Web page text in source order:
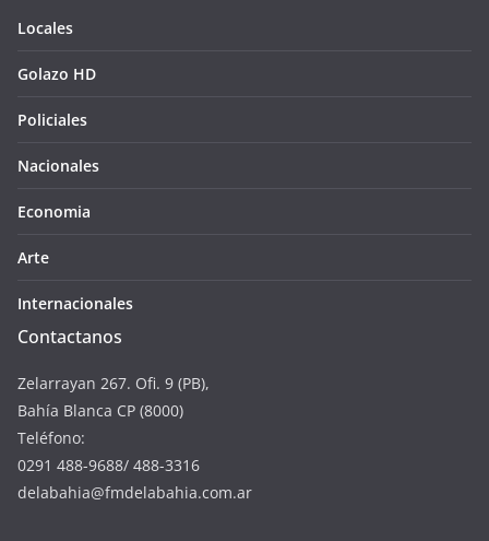
Locales
Golazo HD
Policiales
Nacionales
Economia
Arte
Internacionales
Contactanos
Zelarrayan 267. Ofi. 9 (PB),
Bahía Blanca CP (8000)
Teléfono:
0291 488-9688/ 488-3316
delabahia@fmdelabahia.com.ar